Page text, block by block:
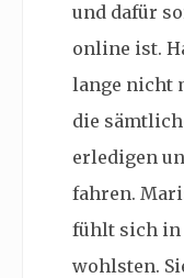
und dafür
online ist.
lange nicht
die
erledigen
fahren.
fühlt sich in
wohlsten.